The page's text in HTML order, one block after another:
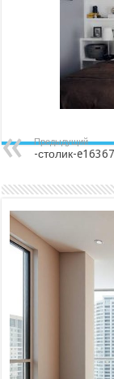
Предыдущий
-столик-